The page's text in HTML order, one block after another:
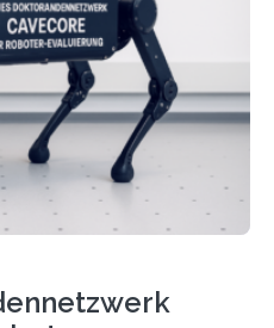
Verarbeitungseinheiten
die Datenübertragung
aus. Da KI-Modelle
Datenmengen
Bedarf an neuen
Quantencomputern